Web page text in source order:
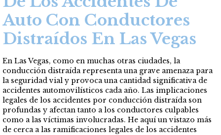
Auto Con Conductores
Distraídos En Las Vegas
En Las Vegas, como en muchas otras ciudades, la
conducción distraída representa una grave amenaza para
la seguridad vial y provoca una cantidad significativa de
accidentes automovilísticos cada año. Las implicaciones
legales de los accidentes por conducción distraída son
profundas y afectan tanto a los conductores culpables
como a las víctimas involucradas. He aquí un vistazo más
de cerca a las ramificaciones legales de los accidentes